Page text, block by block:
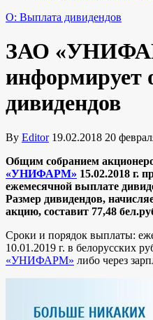
O: Выплата дивидендов
ЗАО
информирует
дивидендов
By Editor 19.02.2018 20
Общим собранием
«УНИФАРМ» 15.02.2018 г.
ежемесячной выплате
Размер дивидендов,
акцию, составит 77,48
Сроки и порядок выплаты:
10.01.2019 г. в белорусских
«УНИФАРМ» либо через